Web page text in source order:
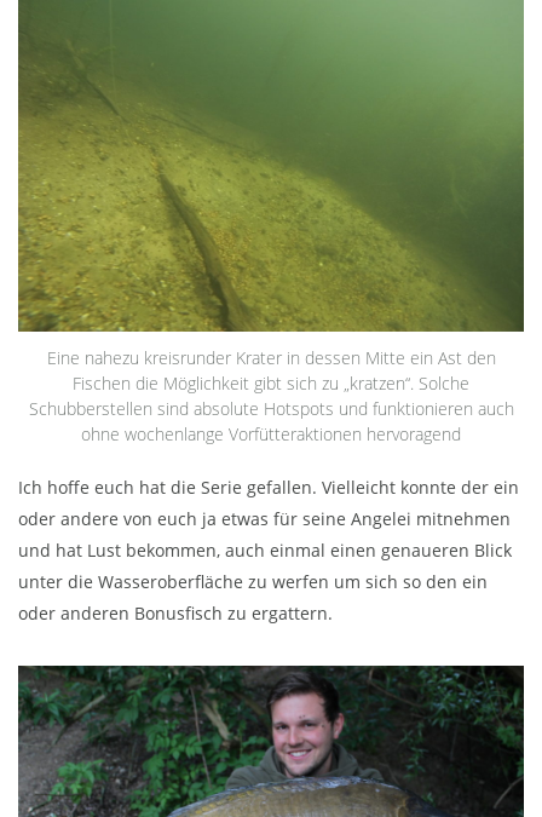
Eine nahezu kreisrunder Krater in dessen Mitte ein Ast den
Fischen die Möglichkeit gibt sich zu „kratzen“. Solche
Schubberstellen sind absolute Hotspots und funktionieren auch
ohne wochenlange Vorfütteraktionen hervoragend
Ich hoffe euch hat die Serie gefallen. Vielleicht konnte der ein
oder andere von euch ja etwas für seine Angelei mitnehmen
und hat Lust bekommen, auch einmal einen genaueren Blick
unter die Wasseroberfläche zu werfen um sich so den ein
oder anderen Bonusfisch zu ergattern.